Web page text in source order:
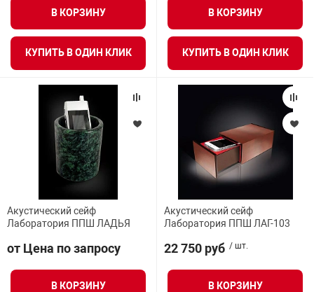
В КОРЗИНУ
КУПИТЬ В ОДИН КЛИК
В КОРЗИНУ
КУПИТЬ В ОДИН КЛИК
Акустический сейф
Лаборатория ППШ ЛАДЬЯ
от Цена по запросу
В КОРЗИНУ
Акустический сейф
Лаборатория ППШ ЛАГ-103
22 750 руб / шт.
В КОРЗИНУ